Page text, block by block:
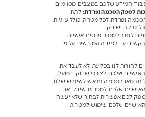
המידע שלכם במצבים מסוימים
לספק הסכמה נפרדת:לתת
נפרדת לכל מטרה, כולל עוגיות
ושיווק
לסרב למסור פרטים אישיים
עד למידה המורשית על פי
להורות לנו בכל עת לא לעבד את
שלכם לצורכי שיווק. בפועל,
תבטאו הסכמה מראש לשימוש שלנו
שלכם למטרות שיווק, או
לכם אפשרות לבחור שלא יעשה
שלכם שימוש למטרות